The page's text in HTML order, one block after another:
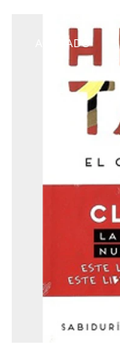
AGOTADO